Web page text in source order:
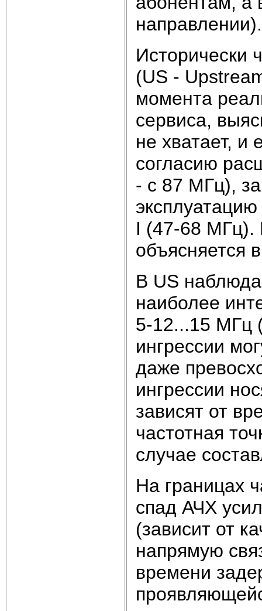
направлении).
Исторически
(US -
момента
сервиса,
не хватает, и
согласию
- с 87 МГц),
I (47-68 МГц).
объясняется
В US
наиболее
5-12...15 МГц
ингрессии
даже
ингрессии
зависят от
частотная
случае
На границах
спад АЧХ
(зависит от
напрямую
времени